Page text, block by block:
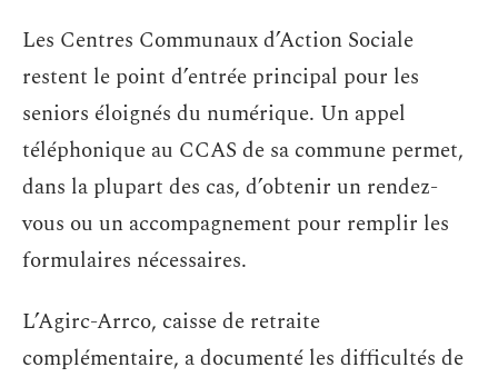
Les Centres Communaux d’Action Sociale
restent le point d’entrée principal pour les
seniors éloignés du numérique. Un appel
téléphonique au CCAS de sa commune permet,
dans la plupart des cas, d’obtenir un rendez-
vous ou un accompagnement pour remplir les
formulaires nécessaires.
L’Agirc-Arrco, caisse de retraite
complémentaire, a documenté les difficultés de